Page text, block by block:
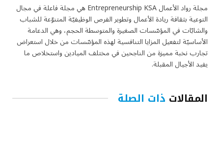
مجلة رواد الأعمال Entrepreneurship KSA هي مجلة فاعلة في مجال
التوعية بثقافة ريادة الأعمال وتطوير الفرص الوظيفيّة المتنوّعة للشباب
والشابّات في المؤسّسات الصغيرة والمتوسطة الحجم، وهي الدعامة
الأساسيّة لتفعيل المزايا التنافسية لهذه المؤسّسات من خلال استعراض
تجارب نخبة مميزة من الناجحين في مختلف الميادين واستخلاص ما
يفيد الأجيال المقبلة.
المقالات ذات الصلة